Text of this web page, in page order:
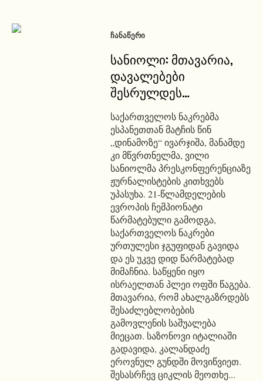
ᲩᲐᲜᲐᲬᲔᲠᲘ
სანიოლი: მთავარია,
დავალებები
შესრულდეს…
საქართველოს ნაკრებმა
ესპანეთთან მატჩის წინ
„დინამოზე“ ივარჯიშა, მანამდე
კი მწვრთნელმა, ვილი
სანიოლმა პრესკონფერენციაზე
ჟურნალისტების კითხვებს
უპასუხა. 21-წლამდელების
ევროპის ჩემპიონატი
წარმატებული გამოდგა,
საქართველოს ნაკრები
ურთულესი ჯგუფიდან გავიდა
და ეს უკვე დიდ წარმატებად
მიმაჩნია. საწყენი იყო
ისრაელთან პლეი ოფში წაგება.
მთავარია, რომ ახალგაზრდებს
შესაძლებლობების
გამოვლენის საშუალება
მიეცათ. საზონოვი იტალიაში
გადავიდა, კალანდაძე
ეროვნულ გუნდში მოვიწვიეთ.
შესასრჩევ ციკლის მეოთხე...